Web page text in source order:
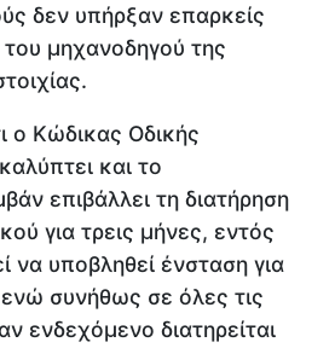
δεν υπήρξαν επαρκείς
μηχανοδηγού της
ο Κώδικας Οδικής
και το
επιβάλλει τη διατήρηση
για τρεις μήνες, εντός
να υποβληθεί ένσταση για
συνήθως σε όλες τις
ενδεχόμενο διατηρείται